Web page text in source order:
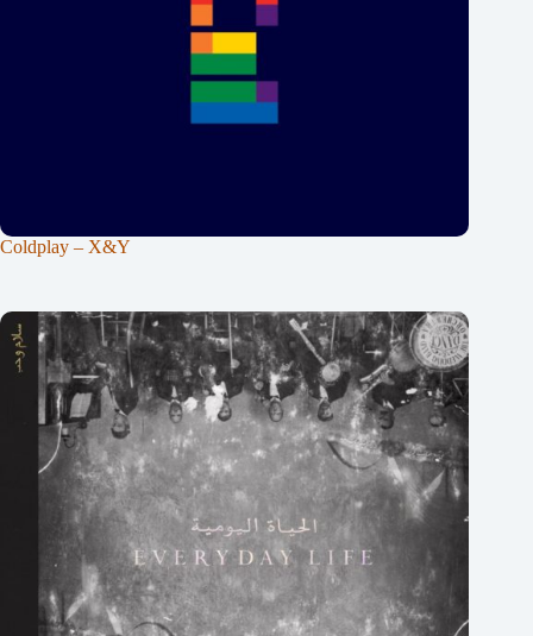
Coldplay – X&Y